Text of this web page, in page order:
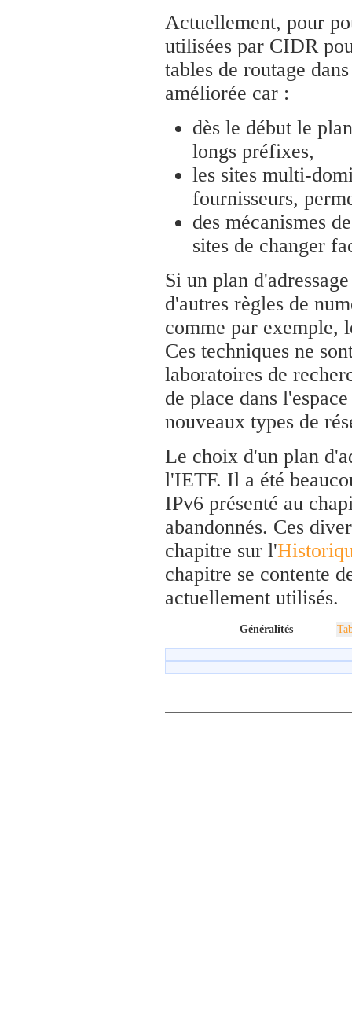
Actuellement, pour
utilisées par CIDR
tables de routage
améliorée car :
dès le début le
longs préfixes,
les sites multi-
fournisseurs,
des mécanismes
sites de changer
Si un plan
d'autres règles de
comme par exemple,
Ces techniques ne
laboratoires de
de place dans
nouveaux types de
Le choix d'un plan
l'IETF. Il a été
IPv6 présenté au
abandonnés. Ces
chapitre sur l'
chapitre se contente
actuellement utilisés.
Généralités